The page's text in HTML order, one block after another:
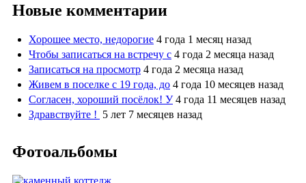
Новые комментарии
Хорошее место, недорогие 4 года 1 месяц назад
Чтобы записаться на встречу с 4 года 2 месяца назад
Записаться на просмотр 4 года 2 месяца назад
Живем в поселке с 19 года, до 4 года 10 месяцев назад
Согласен, хороший посёлок! У 4 года 11 месяцев назад
Здравствуйте ! 5 лет 7 месяцев назад
Фотоальбомы